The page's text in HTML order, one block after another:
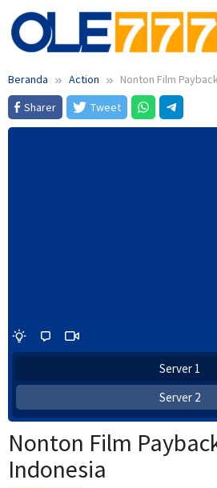
Loncat
ke
konten
Beranda Action
Nonton Film
Sharer
Tweet
Server 1
Server 2
Nonton Film
Indonesia